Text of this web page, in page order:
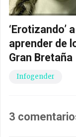
‘Erotizando’
aprender de
Gran Bretaña
Infogender
3